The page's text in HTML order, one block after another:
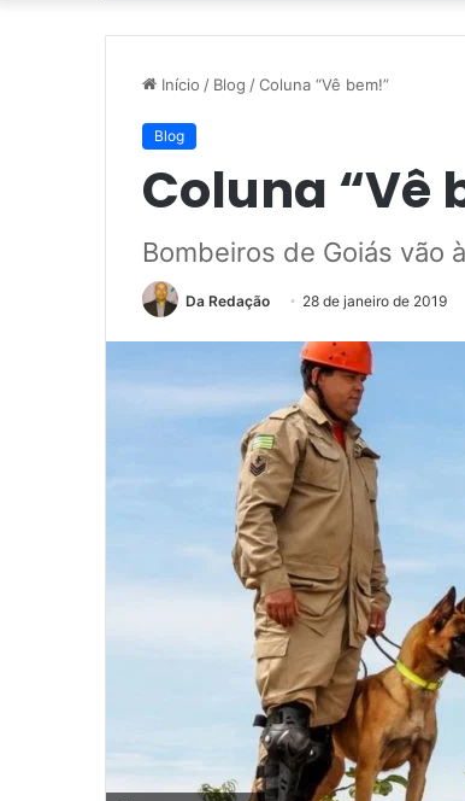
Início / Blog /Coluna “Vê bem!”
Blog
Coluna “Vê
Bombeiros de Goiás vão
Da Redação 28 de janeiro de 2019